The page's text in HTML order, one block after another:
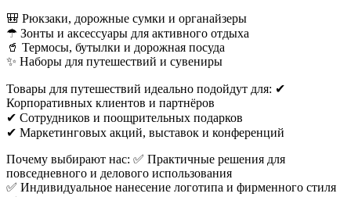
🎒 Рюкзаки, дорожные сумки и органайзеры
☂ Зонты и аксессуары для активного отдыха
🥤 Термосы, бутылки и дорожная посуда
✨ Наборы для путешествий и сувениры
Товары для путешествий идеально подойдут для: ✔
Корпоративных клиентов и партнёров
✔ Сотрудников и поощрительных подарков
✔ Маркетинговых акций, выставок и конференций
Почему выбирают нас: ✅ Практичные решения для
повседневного и делового использования
✅ Индивидуальное нанесение логотипа и фирменного стиля